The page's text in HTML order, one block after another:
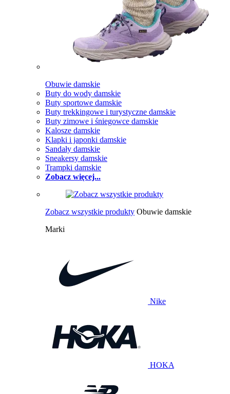
Obuwie damskie
Buty do wody damskie
Buty sportowe damskie
Buty trekkingowe i turystyczne damskie
Buty zimowe i śniegowce damskie
Kalosze damskie
Klapki i japonki damskie
Sandały damskie
Sneakersy damskie
Trampki damskie
Zobacz więcej...
Zobacz wszystkie produkty Obuwie damskie
Marki
Nike
HOKA